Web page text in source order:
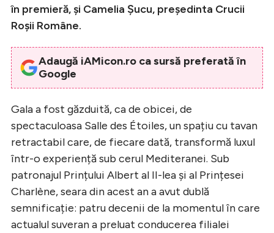
în premieră, și Camelia Șucu, președinta Crucii
Roșii Române.
Adaugă iAMicon.ro ca sursă preferată în
Google
Gala a fost găzduită, ca de obicei, de
spectaculoasa Salle des Étoiles, un spațiu cu tavan
retractabil care, de fiecare dată, transformă luxul
într-o experiență sub cerul Mediteranei. Sub
patronajul Prințului Albert al II-lea și al Prințesei
Charlène, seara din acest an a avut dublă
semnificație: patru decenii de la momentul în care
actualul suveran a preluat conducerea filialei